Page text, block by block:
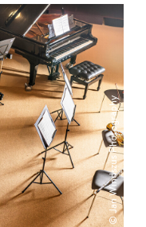
© Jan Windszus Photography